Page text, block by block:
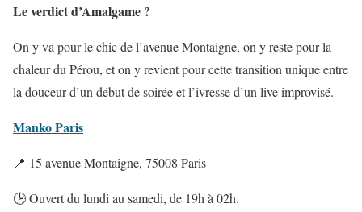
Le verdict d’Amalgame ?
On y va pour le chic de l’avenue Montaigne, on y reste pour la
chaleur du Pérou, et on y revient pour cette transition unique entre
la douceur d’un début de soirée et l’ivresse d’un live improvisé.
Manko Paris
📍 15 avenue Montaigne, 75008 Paris
🕒 Ouvert du lundi au samedi, de 19h à 02h.